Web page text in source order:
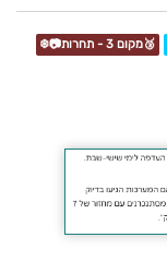
🥉מקום 3 - תחרות📷❄️